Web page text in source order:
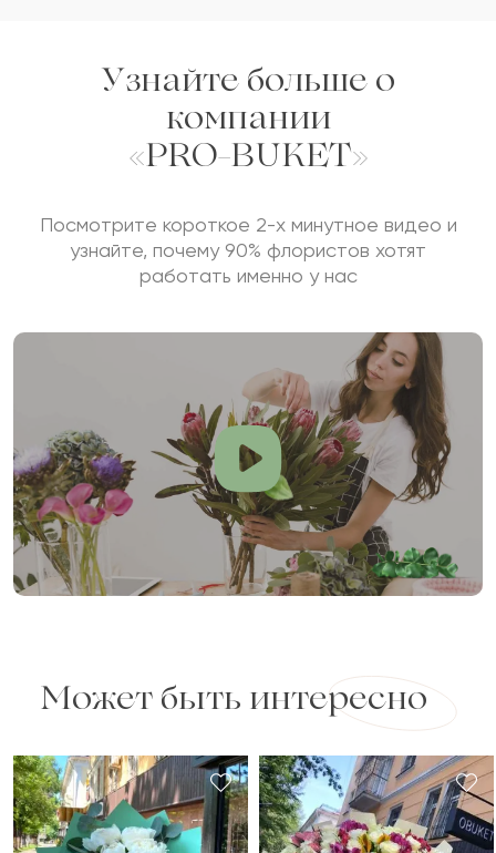
Узнайте больше о
компании
«PRO-BUKET»
Посмотрите короткое 2-х минутное видео и
узнайте, почему 90% флористов хотят
работать именно у нас
Может быть интересно